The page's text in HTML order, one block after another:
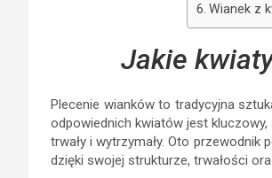
Wianek z
Jakie
Plecenie wianków to tradycyjna
odpowiednich kwiatów jest
trwały i wytrzymały. Oto
dzięki swojej strukturze, trwałości